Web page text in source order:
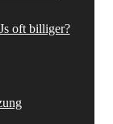
oft billiger?